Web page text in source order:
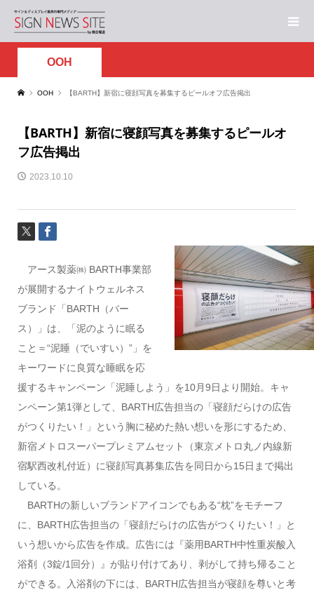
OOH
OOH 【BARTH】新宿に寝顔写真を募集するピールオフ広告掲出
【BARTH】新宿に寝顔写真を募集するピールオ
フ広告掲出
2023.10.10
アース製薬㈱ BARTH事業部
が展開するナイトウェルネス
ブランド「BARTH（バー
ス）」は、「泥のように眠る
こと＝“泥睡（でいすい）”」を
キーワードに良質な睡眠を応
援するキャンペーン「泥睡しよう」を10月9日より開始。キャ
ンペーン第1弾として、BARTH広告担当の「寝顔だらけの広告
がつくりたい！」という胸に秘めた熱い想いを形にするため、
新宿メトロスーパープレミアムセット（東京メトロ丸ノ内線新
宿駅西改札付近）に寝顔写真募集広告を同日から15日まで掲出
している。
BARTHの新しいブランドアイコンでもある“枕”をモチーフ
に、BARTH広告担当の「寝顔だらけの広告がつくりたい！」と
いう想いから広告を作成。広告には『薬用BARTH中性重炭酸入
浴剤（3錠/1回分）』が貼り付けてあり、剥がして持ち帰ること
ができる。入浴剤の下には、BARTH広告担当が寝顔を尊いと考